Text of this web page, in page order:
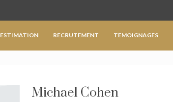
ESTIMATION RECRUTEMENT TEMOIGNAGES
Michael Cohen